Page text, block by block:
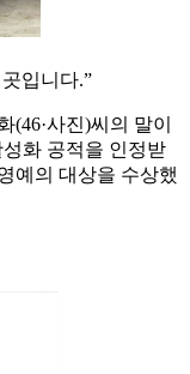
입니다.”
(46·사진)씨의 말이
화 공적을 인정받
예의 대상을 수상했